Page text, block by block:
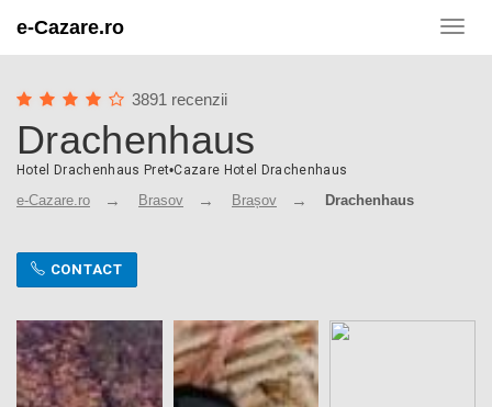
e-Cazare.ro
3891 recenzii
Drachenhaus
Hotel Drachenhaus Pret•Cazare Hotel Drachenhaus
e-Cazare.ro Brasov Brașov Drachenhaus
CONTACT